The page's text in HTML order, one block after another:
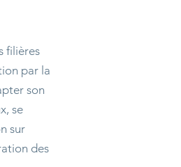
filières
par la
son
se
sur
des